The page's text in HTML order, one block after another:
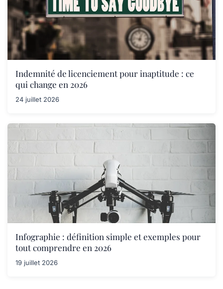
Indemnité de licenciement pour inaptitude : ce
qui change en 2026
24 juillet 2026
Infographie : définition simple et exemples pour
tout comprendre en 2026
19 juillet 2026